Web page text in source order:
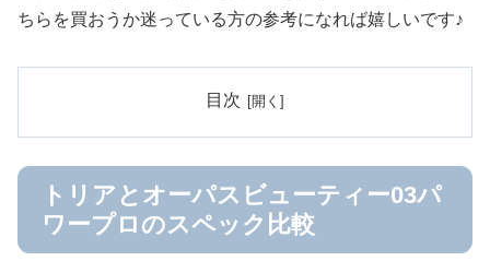
ちらを買おうか迷っている方の参考になれば嬉しいです♪
目次
トリアとオーパスビューティー03パ
ワープロのスペック比較